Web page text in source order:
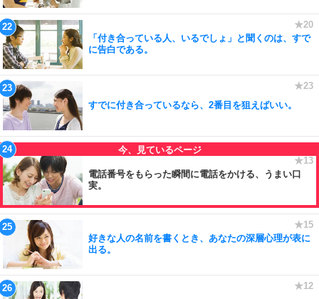
「付き合っている人、いるでしょ」と聞くのは、すで
に告白である。
すでに付き合っているなら、2番目を狙えばいい。
電話番号をもらった瞬間に電話をかける、うまい口
実。
好きな人の名前を書くとき、あなたの深層心理が表に
出る。